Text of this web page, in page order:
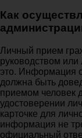
Как
Личный прием
руководством
это. Информация
должна быть
приемом человек
удостоверении
карточке для
информация не
официальный